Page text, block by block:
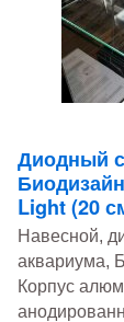
Диодный
Light (20
Навесной,
аквариума,
Корпус